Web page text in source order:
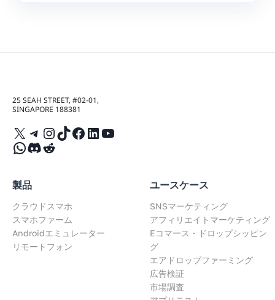
25 SEAH STREET, #02-01,
SINGAPORE 188381
X Telegram
Instagram
TikTok
Facebook
LinkedIn
YouTube
WhatsApp
Discord
Reddit
製品
クラウドスマホ
スマホファーム
Androidエミュレーター
リモートフォン
ユースケース
SNSマーケティング
アフィリエイトマーケティング
Eコマース・ドロップシッピン
グ
エアドロップファーミング
広告検証
市場調査